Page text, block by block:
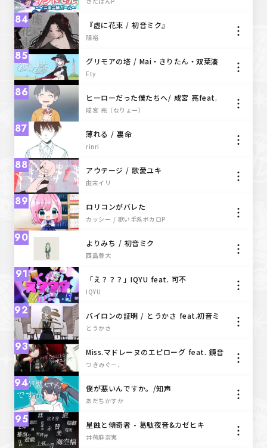
84 『虚に花束 / 初音ミク』
陽裕
85
グリモアの塔 / Mai・きりたん・双葉湊
音 - Fty
Fty
86
ヒーローだった僕たちへ/ 成宮 亮feat.
初音ミク
成宮 亮（なりょー）
87 薄れる / 裏命
rinri
88 アウテージ / 歌愛ユキ
由末イリ
89 ロリコンがバレた
カッシー / 歌い手系ボカロP
90 よりみち / 初音ミク
西島尊大
91 「え？？？」IQYU feat. 可不
IQYU
92
バイロンの証明 / とうかさ feat.初音ミ
ク
とうかさ
93
Miss.マドレーヌのエピローグ feat. 鏡音
リン
つきみぐー、
94 僕が悪いんですか。/知声
あだちかすか
95 星蝕と傾奇者 - 葛駄夜音&カゼヒキ
井荷麻奈実